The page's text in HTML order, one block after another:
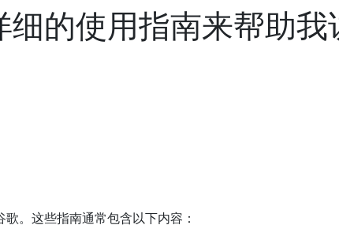
的使用指南来帮助我
。这些指南通常包含以下内容：